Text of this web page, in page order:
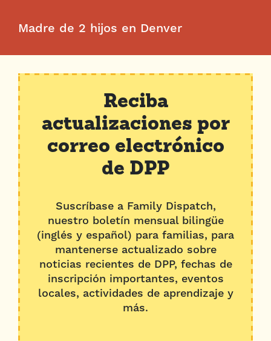
Madre de 2 hijos en Denver
Reciba
actualizaciones por
correo electrónico
de DPP
Suscríbase a Family Dispatch,
nuestro boletín mensual bilingüe
(inglés y español) para familias, para
mantenerse actualizado sobre
noticias recientes de DPP, fechas de
inscripción importantes, eventos
locales, actividades de aprendizaje y
más.